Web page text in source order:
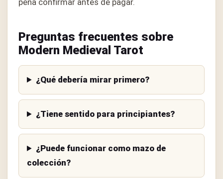
pena confirmar antes de pagar.
Preguntas frecuentes sobre
Modern Medieval Tarot
¿Qué debería mirar primero?
¿Tiene sentido para principiantes?
¿Puede funcionar como mazo de
colección?